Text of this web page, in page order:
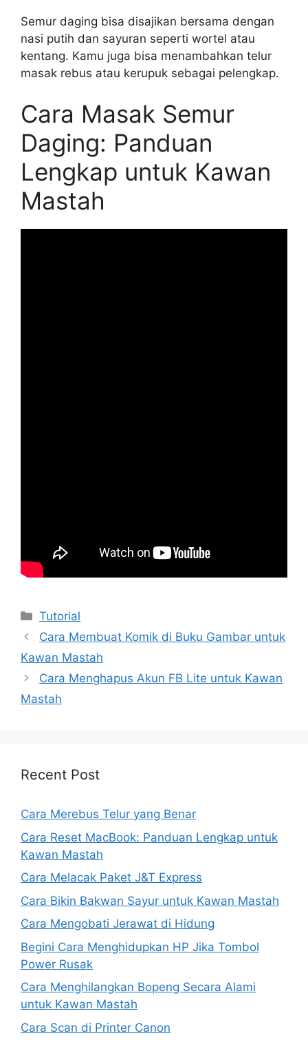
Semur daging bisa disajikan bersama dengan
nasi putih dan sayuran seperti wortel atau
kentang. Kamu juga bisa menambahkan telur
masak rebus atau kerupuk sebagai pelengkap.
Cara Masak Semur
Daging: Panduan
Lengkap untuk Kawan
Mastah
Kategori
Tutorial
Cara Membuat Komik di Buku Gambar untuk
Kawan Mastah
Cara Menghapus Akun FB Lite untuk Kawan
Mastah
Recent Post
Cara Merebus Telur yang Benar
Cara Reset MacBook: Panduan Lengkap untuk
Kawan Mastah
Cara Melacak Paket J&T Express
Cara Bikin Bakwan Sayur untuk Kawan Mastah
Cara Mengobati Jerawat di Hidung
Begini Cara Menghidupkan HP Jika Tombol
Power Rusak
Cara Menghilangkan Bopeng Secara Alami
untuk Kawan Mastah
Cara Scan di Printer Canon